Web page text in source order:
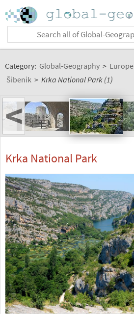
Category: Global-Geography > Europe
Šibenik > Krka National Park (1)
<
Krka National Park